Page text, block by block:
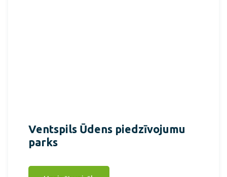
Ventspils Ūdens piedzīvojumu
parks